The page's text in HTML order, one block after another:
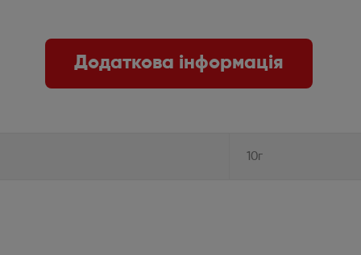
Додаткова інформація
10г